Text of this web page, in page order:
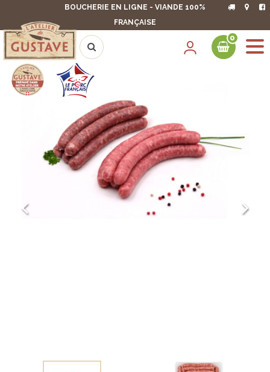
BOUCHERIE EN LIGNE - VIANDE 100%
FRANÇAISE
0